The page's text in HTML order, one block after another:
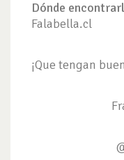
Dónde
Falabella.cl
¡Que tengan